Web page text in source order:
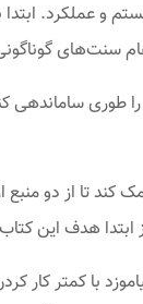
ابتدا
سنت‌های
طوری ساماندهی
تا از دو منبع
ابتدا هدف این
با کمتر کار